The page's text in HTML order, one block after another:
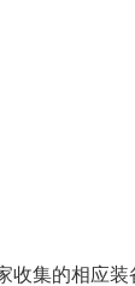
集的相应